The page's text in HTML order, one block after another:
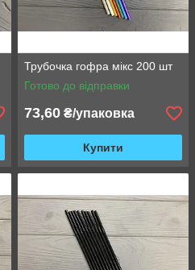
Трубочка гофра мікс 200 шт
Готово до відправки
73,60 ₴/упаковка
Купити